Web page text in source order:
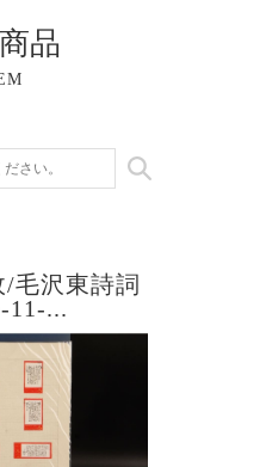
品
毛沢東詩詞
11-...